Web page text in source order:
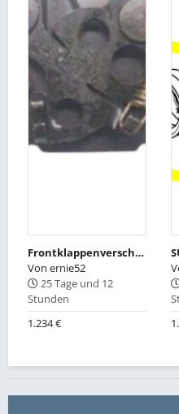
Frontklappenverschluss / Haubenschloss
Von ernie52
25 Tage und 12
Stunden
1.234 €